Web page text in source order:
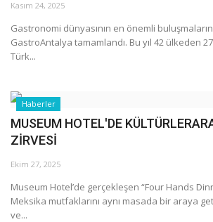
Kasım 24, 2025
Gastronomi dünyasının en önemli
GastroAntalya tamamlandı. Bu yıl 42 ülkeden
Türk...
Haberler
MUSEUM HOTEL'DE
ZİRVESİ
Ekim 27, 2025
Museum Hotel’de gerçekleşen “Four Hands
Meksika mutfaklarını aynı masada bir araya
ve...